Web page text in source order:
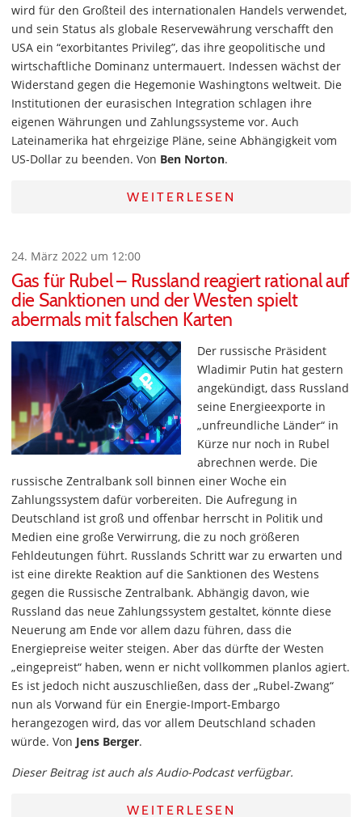
wird für den Großteil des internationalen Handels verwendet,
und sein Status als globale Reservewährung verschafft den
USA ein “exorbitantes Privileg”, das ihre geopolitische und
wirtschaftliche Dominanz untermauert. Indessen wächst der
Widerstand gegen die Hegemonie Washingtons weltweit. Die
Institutionen der eurasischen Integration schlagen ihre
eigenen Währungen und Zahlungssysteme vor. Auch
Lateinamerika hat ehrgeizige Pläne, seine Abhängigkeit vom
US-Dollar zu beenden. Von Ben Norton.
WEITERLESEN
24. März 2022 um 12:00
Gas für Rubel – Russland reagiert rational auf
die Sanktionen und der Westen spielt
abermals mit falschen Karten
Der russische Präsident
Wladimir Putin hat gestern
angekündigt, dass Russland
seine Energieexporte in
„unfreundliche Länder“ in
Kürze nur noch in Rubel
abrechnen werde. Die
russische Zentralbank soll binnen einer Woche ein
Zahlungssystem dafür vorbereiten. Die Aufregung in
Deutschland ist groß und offenbar herrscht in Politik und
Medien eine große Verwirrung, die zu noch größeren
Fehldeutungen führt. Russlands Schritt war zu erwarten und
ist eine direkte Reaktion auf die Sanktionen des Westens
gegen die Russische Zentralbank. Abhängig davon, wie
Russland das neue Zahlungssystem gestaltet, könnte diese
Neuerung am Ende vor allem dazu führen, dass die
Energiepreise weiter steigen. Aber das dürfte der Westen
„eingepreist“ haben, wenn er nicht vollkommen planlos agiert.
Es ist jedoch nicht auszuschließen, dass der „Rubel-Zwang“
nun als Vorwand für ein Energie-Import-Embargo
herangezogen wird, das vor allem Deutschland schaden
würde. Von Jens Berger.
Dieser Beitrag ist auch als Audio-Podcast verfügbar.
WEITERLESEN